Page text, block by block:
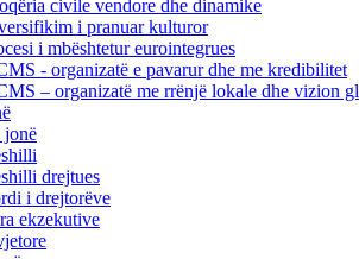
civile vendore dhe dinamike
i pranuar kulturor
i mbështetur eurointegrues
- organizatë e pavarur dhe me kredibilitet
– organizatë me rrënjë lokale dhe vizion
jonë
drejtues
i drejtorëve
ekzekutive